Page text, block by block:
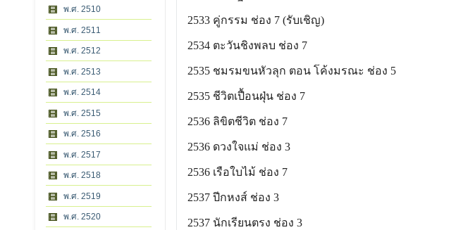
พ.ศ. 2510
พ.ศ. 2511
พ.ศ. 2512
พ.ศ. 2513
พ.ศ. 2514
พ.ศ. 2515
พ.ศ. 2516
พ.ศ. 2517
พ.ศ. 2518
พ.ศ. 2519
พ.ศ. 2520
2533 คู่กรรม ช่อง 7 (รับเชิญ)
2534 ตะวันชิงพลบ ช่อง 7
2535 ชมรมขนหัวลุก ตอน โค้งมรณะ ช่อง 5
2535 ชีวิตเปื้อนฝุ่น ช่อง 7
2536 ลิขิตชีวิต ช่อง 7
2536 ดวงใจแม่ ช่อง 3
2536 เรือใบไม้ ช่อง 7
2537 ปีกหงส์ ช่อง 3
2537 นักเรียนตรง ช่อง 3